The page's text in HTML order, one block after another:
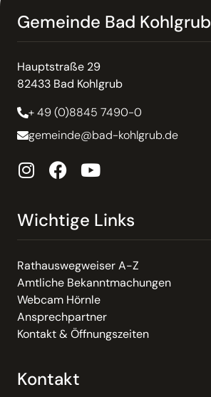
Gemeinde Bad Kohlgrub
Hauptstraße 29
82433 Bad Kohlgrub
+ 49 (0)8845 7490-0
gemeinde@bad-kohlgrub.de
Wichtige Links
Rathauswegweiser A-Z
Amtliche Bekanntmachungen
Webcam Hörnle
Ansprechpartner
Kontakt & Öffnungszeiten
Kontakt